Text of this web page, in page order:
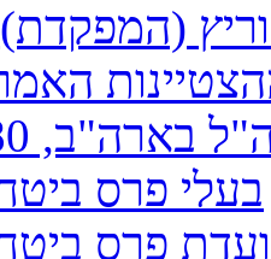
1980
בעלי פרס
פרס